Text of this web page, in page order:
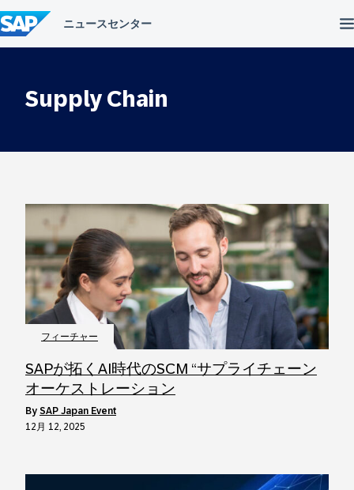
ン
テ
ン
Supply Chain
フィーチャー
SAPが拓くAI時代のSCM “サプライチェーン
オーケストレーション
by SAP Japan Event
12月 12, 2025